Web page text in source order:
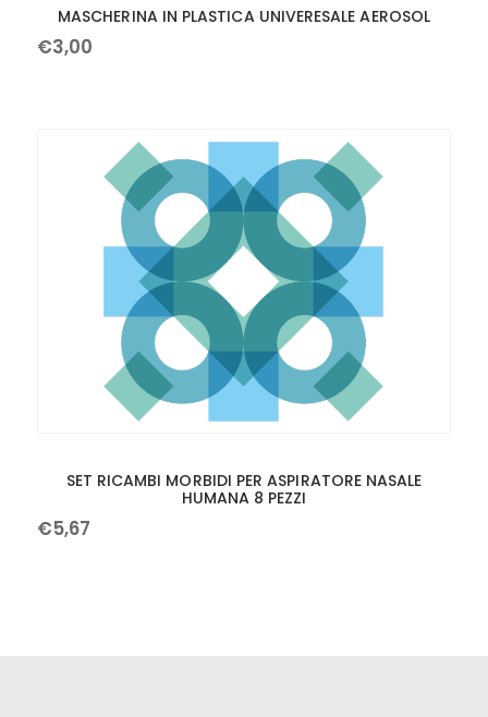
MASCHERINA IN PLASTICA UNIVERESALE AEROSOL
€3,00
SET RICAMBI MORBIDI PER ASPIRATORE NASALE
HUMANA 8 PEZZI
€5,67